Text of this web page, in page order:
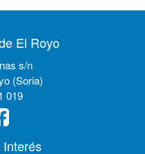
El Royo
s/n
(Soria)
019